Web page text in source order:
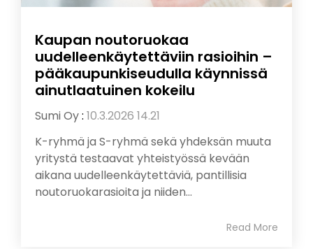
Kaupan noutoruokaa
uudelleenkäytettäviin rasioihin –
pääkaupunkiseudulla käynnissä
ainutlaatuinen kokeilu
Sumi Oy: 10.3.2026 14.21
K-ryhmä ja S-ryhmä sekä yhdeksän muuta
yritystä testaavat yhteistyössä kevään
aikana uudelleenkäytettäviä, pantillisia
noutoruokarasioita ja niiden...
Read More